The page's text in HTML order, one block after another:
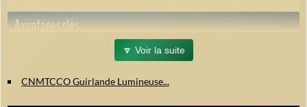
Avantages clés
Installation simplifiée :Anneau central à placer au sommet du
8 modes d'éclairage :Choisissez parmi combinaison, vague,
🔽 Voir la suite
CNMTCCO Guirlande Lumineuse...